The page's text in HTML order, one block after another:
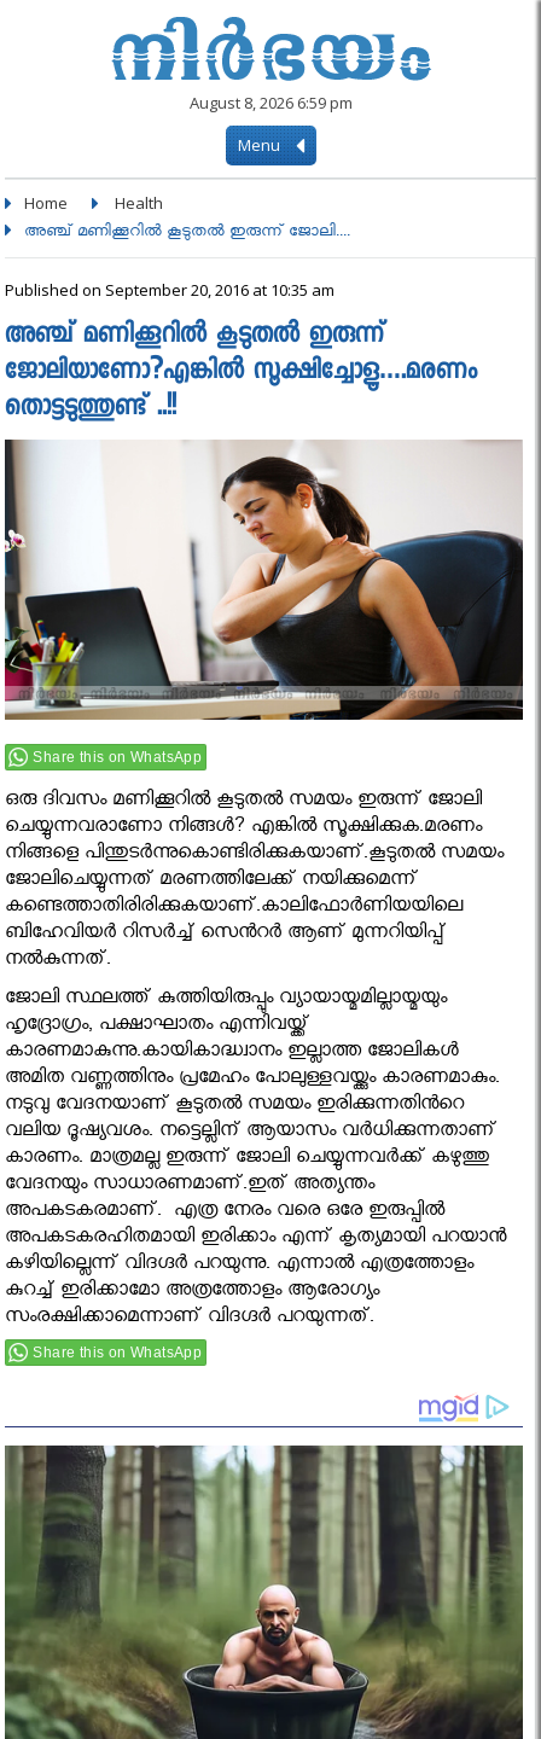
August 8, 2026 6:59 pm
Menu
Home Health
അഞ്ച് മണിക്കൂറില്‍ കൂടുതല്‍ ഇരുന്ന് ജോലി....
Published on September 20, 2016 at 10:35 am
അഞ്ച് മണിക്കൂറില്‍ കൂടുതല്‍ ഇരുന്ന്
ജോലിയാണോ?എങ്കിൽ സൂക്ഷിച്ചോളൂ….മരണം
തൊട്ടടുത്തുണ്ട് ..!!
Share this on WhatsApp
ഒരു ദിവസം മണിക്കൂറിൽ കൂടുതൽ സമയം ഇരുന്ന് ജോലി
ചെയ്യുന്നവരാണോ നിങ്ങള്‍? എങ്കില്‍ സൂക്ഷിക്കുക.മരണം
നിങ്ങളെ പിന്തുടർന്നുകൊണ്ടിരിക്കുകയാണ്.കൂടുതൽ സമയം
ജോലിചെയ്യുന്നത് മരണത്തിലേക്ക് നയിക്കുമെന്ന്
കണ്ടെത്താതിരിരിക്കുകയാണ്.കാലിഫോര്‍ണിയയിലെ
ബിഹേവിയര്‍ റിസര്‍ച്ച്‌ സെന്‍റര്‍ ആണ് മുന്നറിയിപ്പ്
നല്‍കുന്നത്.
ജോലി സ്ഥലത്ത് കുത്തിയിരുപ്പും വ്യായായ്മമില്ലായ്മയും
ഹൃദ്രോഗ്രം, പക്ഷാഘാതം എന്നിവയ്ക്ക്
കാരണമാകുന്നു.കായികാദ്ധ്വാനം ഇല്ലാത്ത ജോലികള്‍
അമിത വണ്ണത്തിനും പ്രമേഹം പോലുള്ളവയ്ക്കും കാരണമാകും.
നടുവു വേദനയാണ് കൂടുതല്‍ സമയം ഇരിക്കുന്നതിന്‍റെ
വലിയ ദൂഷ്യവശം. നട്ടെല്ലിന് ആയാസം വര്‍ധിക്കുന്നതാണ്
കാരണം. മാത്രമല്ല ഇരുന്ന് ജോലി ചെയ്യുന്നവര്‍ക്ക് കഴുത്തു
വേദനയും സാധാരണമാണ്.ഇത് അത്യന്തം
അപകടകരമാണ്. എത്ര നേരം വരെ ഒരേ ഇരുപ്പില്‍
അപകടകരഹിതമായി ഇരിക്കാം എന്ന് കൃത്യമായി പറയാന്‍
കഴിയില്ലെന്ന് വിദഗ്ദര്‍ പറയുന്നു. എന്നാല്‍ എത്രത്തോളം
കുറച്ച്‌ ഇരിക്കാമോ അത്രത്തോളം ആരോഗ്യം
സംരക്ഷിക്കാമെന്നാണ് വിദഗ്ദർ പറയുന്നത്.
Share this on WhatsApp